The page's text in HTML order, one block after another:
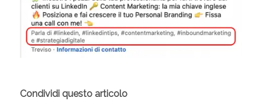
Condividi questo articolo